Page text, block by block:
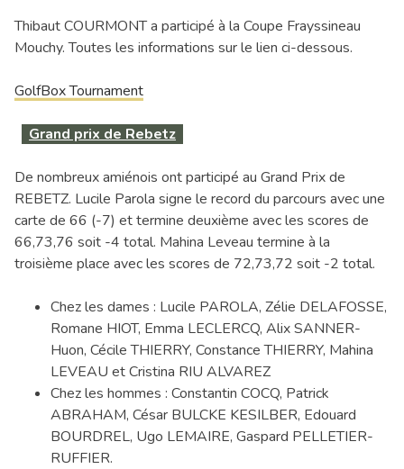
Thibaut COURMONT a participé à la Coupe Frayssineau
Mouchy. Toutes les informations sur le lien ci-dessous.
GolfBox Tournament
Grand prix de Rebetz
De nombreux amiénois ont participé au Grand Prix de
REBETZ. Lucile Parola signe le record du parcours avec une
carte de 66 (-7) et termine deuxième avec les scores de
66,73,76 soit -4 total. Mahina Leveau termine à la
troisième place avec les scores de 72,73,72 soit -2 total.
Chez les dames : Lucile PAROLA, Zélie DELAFOSSE,
Romane HIOT, Emma LECLERCQ, Alix SANNER-
Huon, Cécile THIERRY, Constance THIERRY, Mahina
LEVEAU et Cristina RIU ALVAREZ
Chez les hommes : Constantin COCQ, Patrick
ABRAHAM, César BULCKE KESILBER, Edouard
BOURDREL, Ugo LEMAIRE, Gaspard PELLETIER-
RUFFIER.